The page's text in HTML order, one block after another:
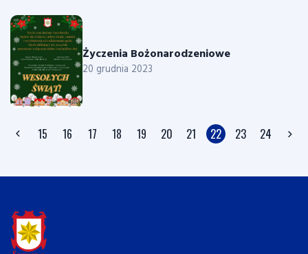
Życzenia Bożonarodzeniowe
20 grudnia 2023
15 16 17 18 19 20 21 22 23 24